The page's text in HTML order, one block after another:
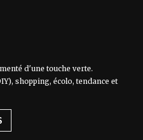
d'une touche verte.
shopping, écolo, tendance et